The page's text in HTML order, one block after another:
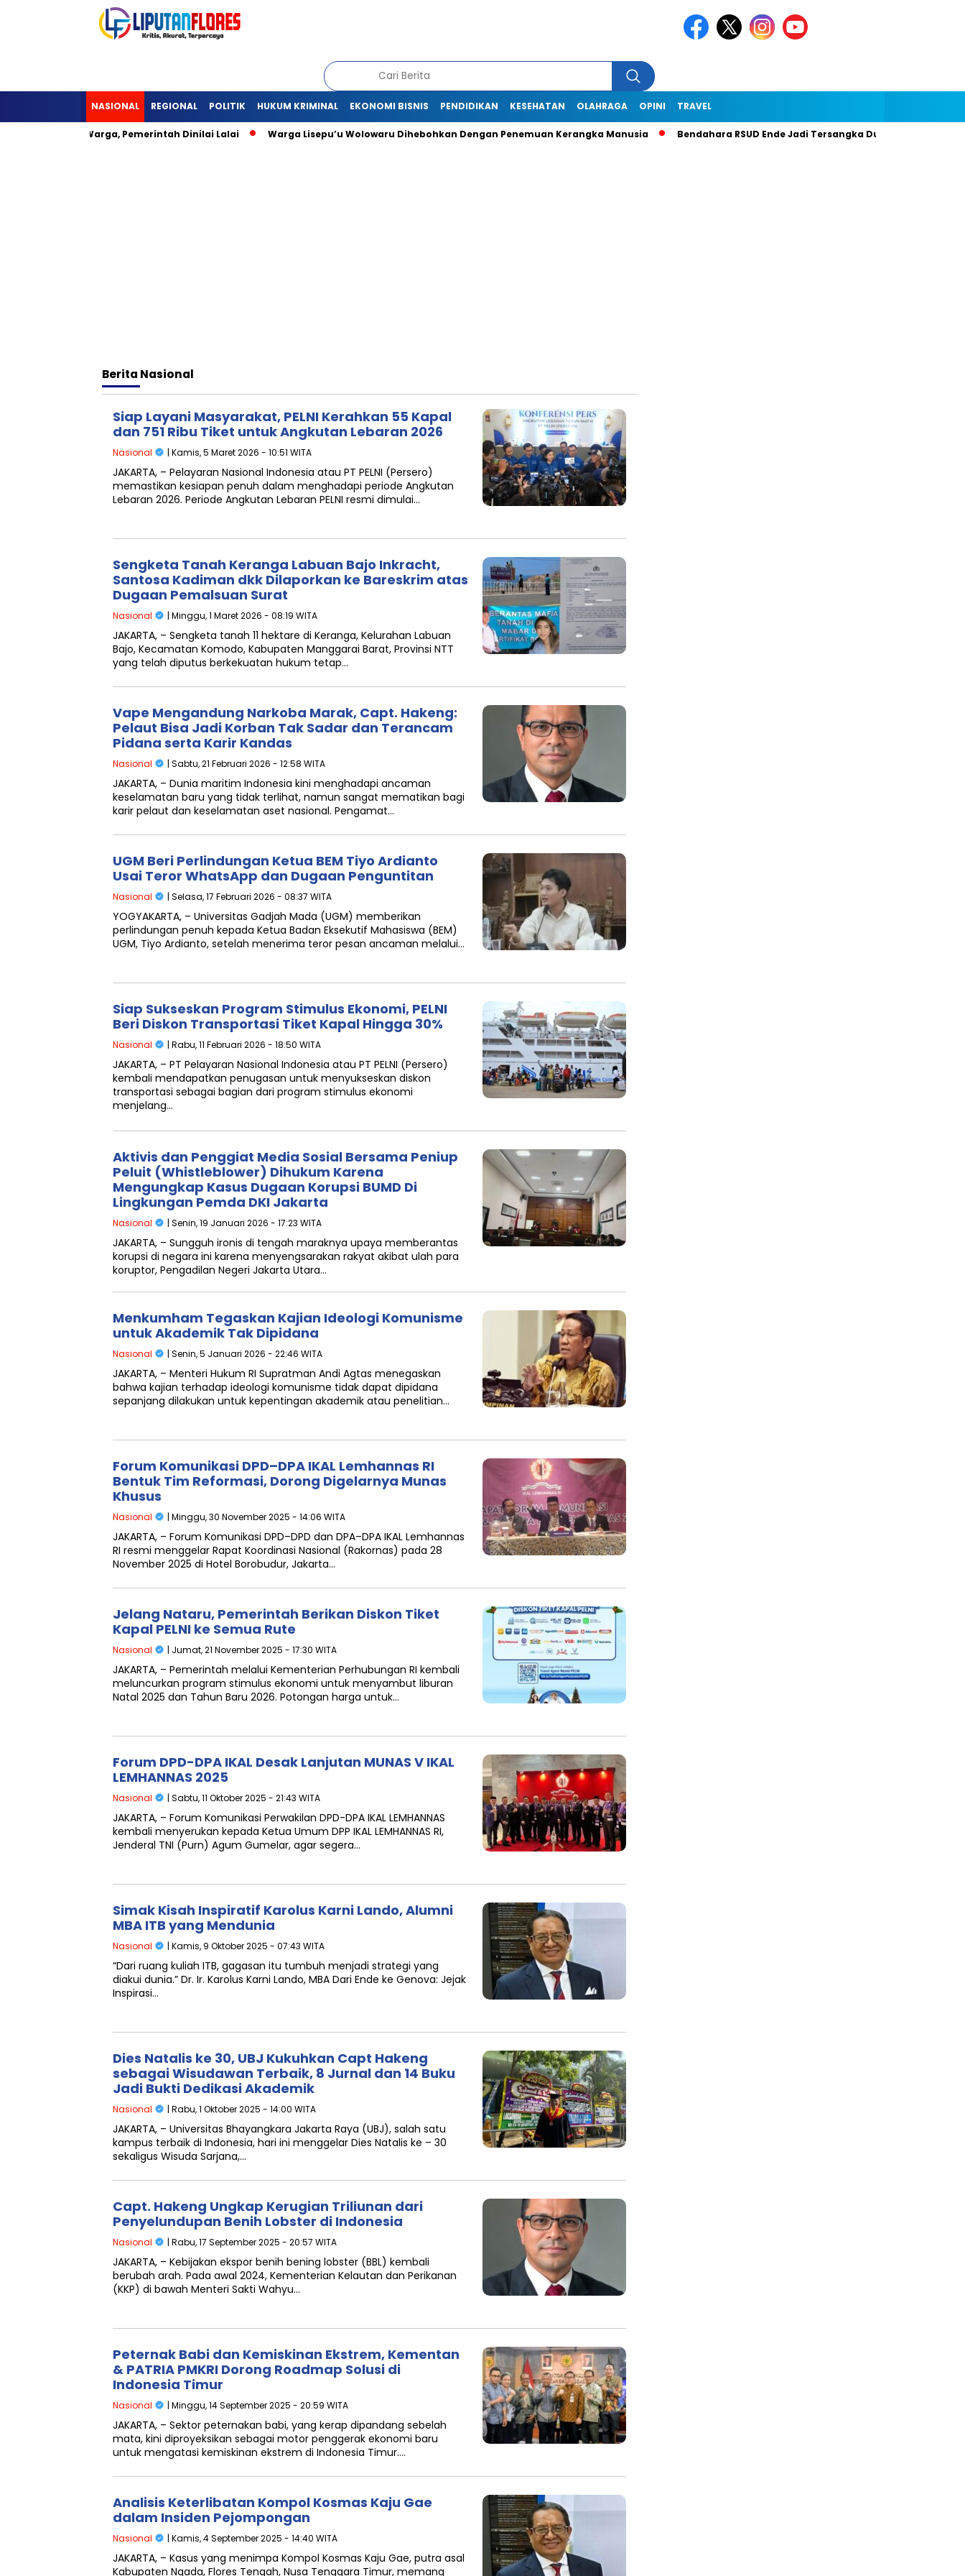
NASIONAL REGIONAL POLITIK HUKUM KRIMINAL EKONOMI BISNIS PENDIDIKAN KESEHATAN OLAHRAGA OPINI TRAVEL
Hambat Warga, Pemerintah Dinilai Lalai Warga Lisepu’u Wolowaru Dihebohkan Dengan Penemuan Kerangka Manusia Bendahara RSUD Ende Jadi Tersangka Dugaan Korupsi Rp1,9
Berita Nasional
Siap Layani Masyarakat, PELNI Kerahkan 55 Kapal
dan 751 Ribu Tiket untuk Angkutan Lebaran 2026
Nasional | Kamis, 5 Maret 2026 - 10:51 WITA
JAKARTA, – Pelayaran Nasional Indonesia atau PT PELNI (Persero)
memastikan kesiapan penuh dalam menghadapi periode Angkutan
Lebaran 2026. Periode Angkutan Lebaran PELNI resmi dimulai…
Sengketa Tanah Keranga Labuan Bajo Inkracht,
Santosa Kadiman dkk Dilaporkan ke Bareskrim atas
Dugaan Pemalsuan Surat
Nasional | Minggu, 1 Maret 2026 - 08:19 WITA
JAKARTA, – Sengketa tanah 11 hektare di Keranga, Kelurahan Labuan
Bajo, Kecamatan Komodo, Kabupaten Manggarai Barat, Provinsi NTT
yang telah diputus berkekuatan hukum tetap…
Vape Mengandung Narkoba Marak, Capt. Hakeng:
Pelaut Bisa Jadi Korban Tak Sadar dan Terancam
Pidana serta Karir Kandas
Nasional | Sabtu, 21 Februari 2026 - 12:58 WITA
JAKARTA, – Dunia maritim Indonesia kini menghadapi ancaman
keselamatan baru yang tidak terlihat, namun sangat mematikan bagi
karir pelaut dan keselamatan aset nasional. Pengamat…
UGM Beri Perlindungan Ketua BEM Tiyo Ardianto
Usai Teror WhatsApp dan Dugaan Penguntitan
Nasional | Selasa, 17 Februari 2026 - 08:37 WITA
YOGYAKARTA, – Universitas Gadjah Mada (UGM) memberikan
perlindungan penuh kepada Ketua Badan Eksekutif Mahasiswa (BEM)
UGM, Tiyo Ardianto, setelah menerima teror pesan ancaman melalui…
Siap Sukseskan Program Stimulus Ekonomi, PELNI
Beri Diskon Transportasi Tiket Kapal Hingga 30%
Nasional | Rabu, 11 Februari 2026 - 18:50 WITA
JAKARTA, – PT Pelayaran Nasional Indonesia atau PT PELNI (Persero)
kembali mendapatkan penugasan untuk menyukseskan diskon
transportasi sebagai bagian dari program stimulus ekonomi
menjelang…
Aktivis dan Penggiat Media Sosial Bersama Peniup
Peluit (Whistleblower) Dihukum Karena
Mengungkap Kasus Dugaan Korupsi BUMD Di
Lingkungan Pemda DKI Jakarta
Nasional | Senin, 19 Januari 2026 - 17:23 WITA
JAKARTA, – Sungguh ironis di tengah maraknya upaya memberantas
korupsi di negara ini karena menyengsarakan rakyat akibat ulah para
koruptor, Pengadilan Negeri Jakarta Utara…
Menkumham Tegaskan Kajian Ideologi Komunisme
untuk Akademik Tak Dipidana
Nasional | Senin, 5 Januari 2026 - 22:46 WITA
JAKARTA, – Menteri Hukum RI Supratman Andi Agtas menegaskan
bahwa kajian terhadap ideologi komunisme tidak dapat dipidana
sepanjang dilakukan untuk kepentingan akademik atau penelitian…
Forum Komunikasi DPD–DPA IKAL Lemhannas RI
Bentuk Tim Reformasi, Dorong Digelarnya Munas
Khusus
Nasional | Minggu, 30 November 2025 - 14:06 WITA
JAKARTA, – Forum Komunikasi DPD–DPD dan DPA–DPA IKAL Lemhannas
RI resmi menggelar Rapat Koordinasi Nasional (Rakornas) pada 28
November 2025 di Hotel Borobudur, Jakarta…
Jelang Nataru, Pemerintah Berikan Diskon Tiket
Kapal PELNI ke Semua Rute
Nasional | Jumat, 21 November 2025 - 17:30 WITA
JAKARTA, – Pemerintah melalui Kementerian Perhubungan RI kembali
meluncurkan program stimulus ekonomi untuk menyambut liburan
Natal 2025 dan Tahun Baru 2026. Potongan harga untuk…
Forum DPD-DPA IKAL Desak Lanjutan MUNAS V IKAL
LEMHANNAS 2025
Nasional | Sabtu, 11 Oktober 2025 - 21:43 WITA
JAKARTA, – Forum Komunikasi Perwakilan DPD-DPA IKAL LEMHANNAS
kembali menyerukan kepada Ketua Umum DPP IKAL LEMHANNAS RI,
Jenderal TNI (Purn) Agum Gumelar, agar segera…
Simak Kisah Inspiratif Karolus Karni Lando, Alumni
MBA ITB yang Mendunia
Nasional | Kamis, 9 Oktober 2025 - 07:43 WITA
“Dari ruang kuliah ITB, gagasan itu tumbuh menjadi strategi yang
diakui dunia.” Dr. Ir. Karolus Karni Lando, MBA Dari Ende ke Genova: Jejak
Inspirasi…
Dies Natalis ke 30, UBJ Kukuhkan Capt Hakeng
sebagai Wisudawan Terbaik, 8 Jurnal dan 14 Buku
Jadi Bukti Dedikasi Akademik
Nasional | Rabu, 1 Oktober 2025 - 14:00 WITA
JAKARTA, – Universitas Bhayangkara Jakarta Raya (UBJ), salah satu
kampus terbaik di Indonesia, hari ini menggelar Dies Natalis ke – 30
sekaligus Wisuda Sarjana,…
Capt. Hakeng Ungkap Kerugian Triliunan dari
Penyelundupan Benih Lobster di Indonesia
Nasional | Rabu, 17 September 2025 - 20:57 WITA
JAKARTA, – Kebijakan ekspor benih bening lobster (BBL) kembali
berubah arah. Pada awal 2024, Kementerian Kelautan dan Perikanan
(KKP) di bawah Menteri Sakti Wahyu…
Peternak Babi dan Kemiskinan Ekstrem, Kementan
& PATRIA PMKRI Dorong Roadmap Solusi di
Indonesia Timur
Nasional | Minggu, 14 September 2025 - 20:59 WITA
JAKARTA, – Sektor peternakan babi, yang kerap dipandang sebelah
mata, kini diproyeksikan sebagai motor penggerak ekonomi baru
untuk mengatasi kemiskinan ekstrem di Indonesia Timur….
Analisis Keterlibatan Kompol Kosmas Kaju Gae
dalam Insiden Pejompongan
Nasional | Kamis, 4 September 2025 - 14:40 WITA
JAKARTA, – Kasus yang menimpa Kompol Kosmas Kaju Gae, putra asal
Kabupaten Ngada, Flores Tengah, Nusa Tenggara Timur, memang